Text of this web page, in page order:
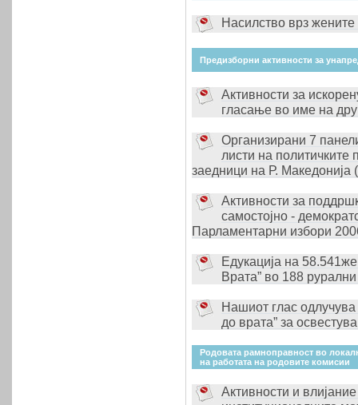
Насилство врз жените
Предизборни активности за
Активности за
гласање во име на
Организирани 7
листи на политичките
заедници на Р. Македонија
Активности за
самостојно -
Парламентарни избори
Едукација на
Врата” во 188
Нашиот глас
до врата” за
Родовата рамноправност во
на работата на родовите комисии
Активности и